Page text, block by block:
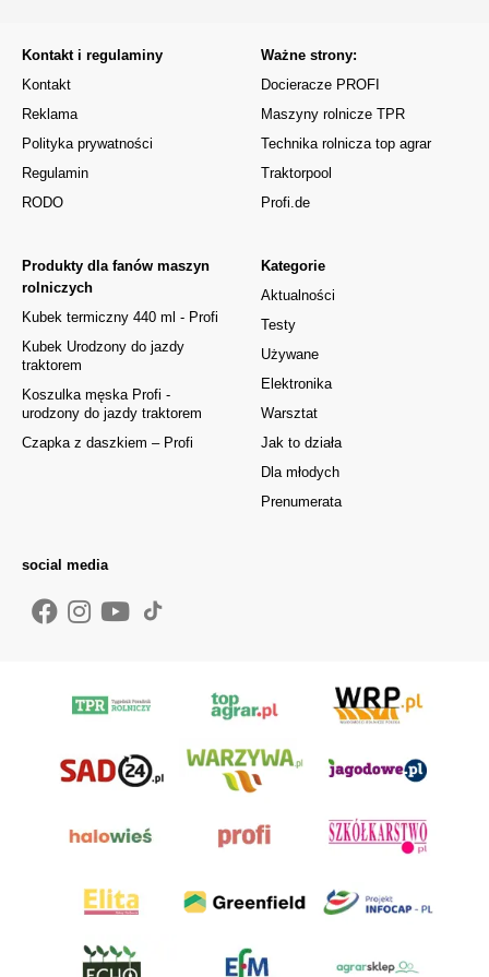
Kontakt i regulaminy
Kontakt
Reklama
Polityka prywatności
Regulamin
RODO
Kategorie
Aktualności
Testy
Używane
Elektronika
Warsztat
Jak to działa
Dla młodych
Prenumerata
Produkty dla fanów maszyn
rolniczych
Kubek termiczny 440 ml - Profi
Kubek Urodzony do jazdy
traktorem
Koszulka męska Profi -
urodzony do jazdy traktorem
Czapka z daszkiem – Profi
Ważne strony:
Docieracze PROFI
Maszyny rolnicze TPR
Technika rolnicza top agrar
Traktorpool
Profi.de
social media